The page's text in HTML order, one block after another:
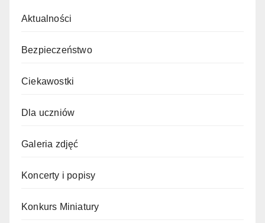
Aktualności
Bezpieczeństwo
Ciekawostki
Dla uczniów
Galeria zdjęć
Koncerty i popisy
Konkurs Miniatury